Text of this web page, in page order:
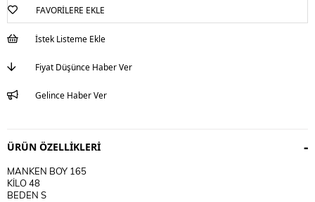
FAVORILERE EKLE
İstek Listeme Ekle
Fiyat Düşünce Haber Ver
Gelince Haber Ver
ÜRÜN ÖZELLIKLERI
MANKEN BOY 165
KİLO 48
BEDEN S